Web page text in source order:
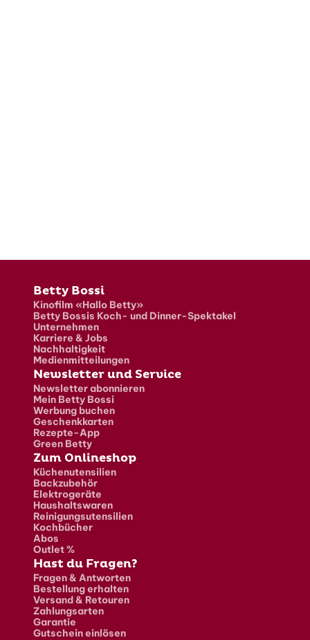
Fusszeile
Betty Bossi
Kinofilm «Hallo Betty»
Betty Bossis Koch- und Dinner-Spektakel
Unternehmen
Karriere & Jobs
Nachhaltigkeit
Medienmitteilungen
Newsletter und Service
Newsletter abonnieren
Mein Betty Bossi
Werbung buchen
Geschenkkarten
Rezepte-App
Green Betty
Zum Onlineshop
Küchenutensilien
Backzubehör
Elektrogeräte
Haushaltswaren
Reinigungsutensilien
Kochbücher
Abos
Outlet %
Hast du Fragen?
Fragen & Antworten
Bestellung erhalten
Versand & Retouren
Zahlungsarten
Garantie
Gutschein einlösen